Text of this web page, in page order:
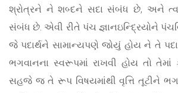
શ્રોત્રને ને શબ્દને સદા સંબંધ છે, અને
સંબંધ છે. એવી રીતે પંચ જ્ઞાનઇન્દ્રિયોને
જે પદાર્થને સામાન્યપણે જોયું હોય ને તે
ભગવાનના સ્વરૂપમાં રાખવી હોય તો તેમાં
સહજે જ તે રૂપ વિષયમાંથી વૃત્તિ તૂટીને